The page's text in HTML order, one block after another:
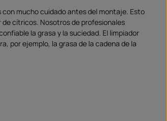
mucho cuidado antes del montaje. Esto
cítricos. Nosotros de profesionales
la grasa y la suciedad. El limpiador
por ejemplo, la grasa de la cadena de la